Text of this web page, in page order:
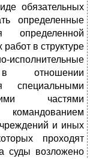
обязательных
определенные
определенной
в структуре
исполнительные
отношении
специальными
частями
и иных
проходят
суды возложено